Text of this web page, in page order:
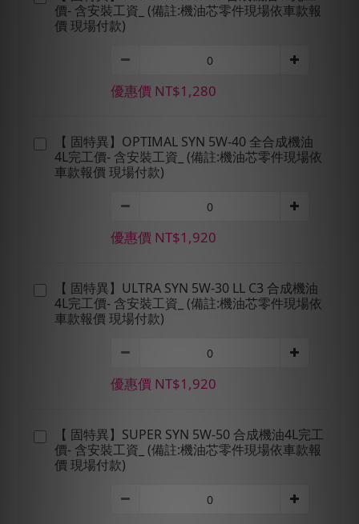
價- 含安裝工資_ (備註:機油芯零件現場依車款報
價 現場付款)
優惠價 NT$1,280
【 固特異】OPTIMAL SYN 5W-40 全合成機油
4L完工價- 含安裝工資_ (備註:機油芯零件現場依
車款報價 現場付款)
優惠價 NT$1,920
【 固特異】ULTRA SYN 5W-30 LL C3 合成機油
4L完工價- 含安裝工資_ (備註:機油芯零件現場依
車款報價 現場付款)
優惠價 NT$1,920
【 固特異】SUPER SYN 5W-50 合成機油4L完工
價- 含安裝工資_ (備註:機油芯零件現場依車款報
價 現場付款)